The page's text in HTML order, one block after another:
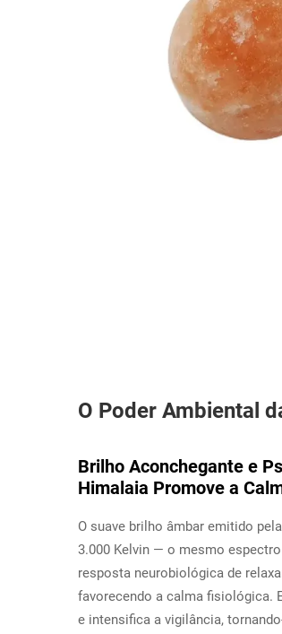
O Poder Ambiental
Brilho Aconchegante e
Himalaia Promove a
O suave brilho âmbar emitido
3.000 Kelvin — o mesmo
resposta neurobiológica de
favorecendo a calma fisiológica.
e intensifica a vigilância,